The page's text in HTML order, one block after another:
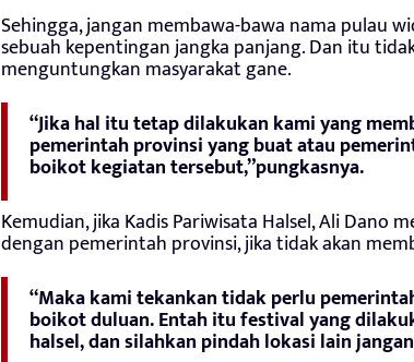
Sehingga, jangan membawa-bawa nama pulau
sebuah kepentingan jangka panjang. Dan itu
menguntungkan masyarakat gane.
“Jika hal itu tetap dilakukan kami yang
pemerintah provinsi yang buat atau
boikot kegiatan tersebut,”pungkasnya.
Kemudian, jika Kadis Pariwisata Halsel, Ali Dano
dengan pemerintah provinsi, jika tidak akan
“Maka kami tekankan tidak perlu
boikot duluan. Entah itu festival yang
halsel, dan silahkan pindah lokasi lain